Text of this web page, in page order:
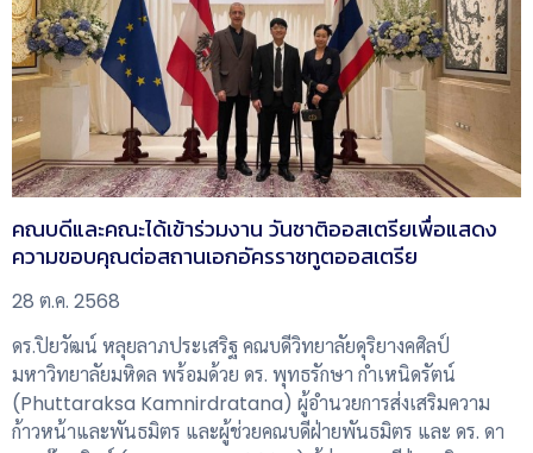
คณบดีและคณะได้เข้าร่วมงาน วันชาติออสเตรียเพื่อแสดง
ความขอบคุณต่อสถานเอกอัครราชทูตออสเตรีย
28 ต.ค. 2568
ดร.ปิยวัฒน์ หลุยลาภประเสริฐ คณบดีวิทยาลัยดุริยางคศิลป์
มหาวิทยาลัยมหิดล พร้อมด้วย ดร. พุทธรักษา กำเหนิดรัตน์
(Phuttaraksa Kamnirdratana) ผู้อำนวยการส่งเสริมความ
ก้าวหน้าและพันธมิตร และผู้ช่วยคณบดีฝ่ายพันธมิตร และ ดร. ดา